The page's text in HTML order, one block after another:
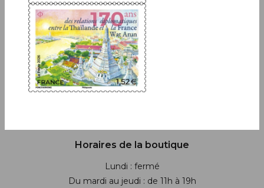
Boutique
13 bis rue des Mathurins 75009 Paris
+33(0)1 42 93 86 84
(appel non surtaxé)
contact.lecarredencre@laposte.fr
Horaires de la boutique
Lundi : fermé
Du mardi au jeudi : de 11h à 19h